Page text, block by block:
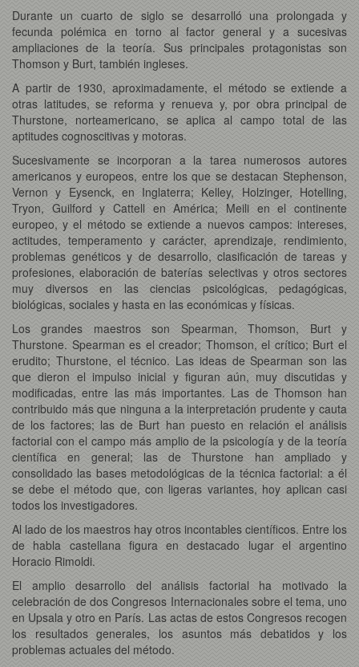
Durante un cuarto de siglo se desarrolló una prolongada y
fecunda polémica en torno al factor general y a sucesivas
ampliaciones de la teoría. Sus principales protagonistas son
Thomson y Burt, también ingleses.
A partir de 1930, aproximadamente, el método se extiende a
otras latitudes, se reforma y renueva y, por obra principal de
Thurstone, norteamericano, se aplica al campo total de las
aptitudes cognoscitivas y motoras.
Sucesivamente se incorporan a la tarea numerosos autores
americanos y europeos, entre los que se destacan Stephenson,
Vernon y Eysenck, en Inglaterra; Kelley, Holzinger, Hotelling,
Tryon, Guilford y Cattell en América; Meili en el continente
europeo, y el método se extiende a nuevos campos: intereses,
actitudes, temperamento y carácter, aprendizaje, rendimiento,
problemas genéticos y de desarrollo, clasificación de tareas y
profesiones, elaboración de baterías selectivas y otros sectores
muy diversos en las ciencias psicológicas, pedagógicas,
biológicas, sociales y hasta en las económicas y físicas.
Los grandes maestros son Spearman, Thomson, Burt y
Thurstone. Spearman es el creador; Thomson, el crítico; Burt el
erudito; Thurstone, el técnico. Las ideas de Spearman son las
que dieron el impulso inicial y figuran aún, muy discutidas y
modificadas, entre las más importantes. Las de Thomson han
contribuido más que ninguna a la interpretación prudente y cauta
de los factores; las de Burt han puesto en relación el análisis
factorial con el campo más amplio de la psicología y de la teoría
científica en general; las de Thurstone han ampliado y
consolidado las bases metodológicas de la técnica factorial: a él
se debe el método que, con ligeras variantes, hoy aplican casi
todos los investigadores.
Al lado de los maestros hay otros incontables científicos. Entre los
de habla castellana figura en destacado lugar el argentino
Horacio Rimoldi.
El amplio desarrollo del análisis factorial ha motivado la
celebración de dos Congresos Internacionales sobre el tema, uno
en Upsala y otro en París. Las actas de estos Congresos recogen
los resultados generales, los asuntos más debatidos y los
problemas actuales del método.